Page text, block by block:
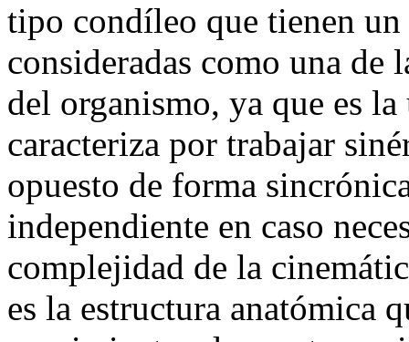
tipo condíleo que tienen
consideradas como una de
del organismo, ya que es
caracteriza por trabajar
opuesto de forma
independiente en caso
complejidad de la
es la estructura anatómica